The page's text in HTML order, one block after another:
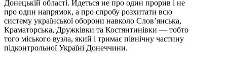
Донецькій області. Йдеться не про один прорив і не
про один напрямок, а про спробу розхитати всю
систему української оборони навколо Слов’янська,
Краматорська, Дружківки та Костянтинівки — тобто
того міського вузла, який і тримає північну частину
підконтрольної Україні Донеччини.